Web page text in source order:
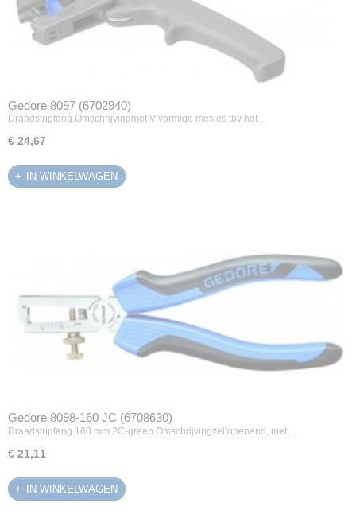
Gedore 8097 (6702940)
Draadstriptang.Omschrijvingmet V-vormige mesjes tbv het…
€ 24,67
IN WINKELWAGEN
Gedore 8098-160 JC (6708630)
Draadstriptang 160 mm 2C-greep.Omschrijvingzelfopenend, met…
€ 21,11
IN WINKELWAGEN